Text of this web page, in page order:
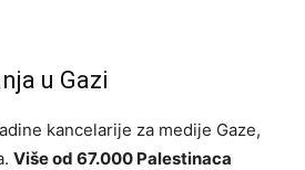
u Gazi
kancelarije za medije Gaze,
Više od 67.000 Palestinaca